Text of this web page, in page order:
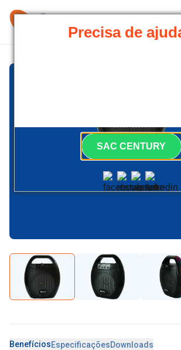
Precisa de
SAC CENTURY
BenefíciosEspecificaçõesDownloads